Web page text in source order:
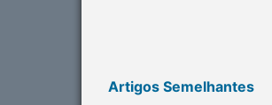
Artigos Semelhantes